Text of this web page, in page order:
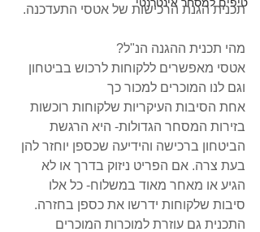
תכנית הגנת הרכישות של אטסי התעדכנה.
מהי תכנית ההגנה הנ"ל?
אטסי מאפשרים ללקוחות לרכוש בביטחון
וגם לנו המוכרים למכור כך
אחת הסיבות העיקריות שלקוחות רוכשות
בזירות המסחר הגדולות- היא הרגשת
הביטחון ברכישה והידיעה שכספן יוחזר להן
בעת צרה. אם הפריט ניזוק בדרך או לא
הגיע או מאחר מאוד במשלוח- כל אלו
סיבות שלקוחות ידרשו את כספן בחזרה.
התכנית גם עוזרת למוכרות המוכרים